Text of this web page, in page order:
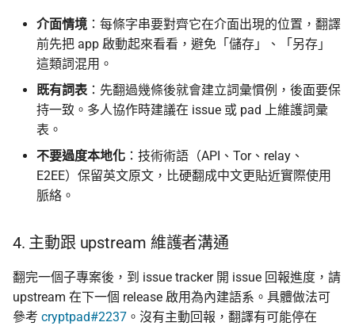
介面情境 ：每條字串要對齊它在介面出現的位置，翻譯
前先把 app 啟動起來看看，避免「儲存」、「另存」
這類詞混用。
既有詞表：先翻過幾條後就會建立詞彙慣例，後面要保
持一致。多人協作時建議在 issue 或 pad 上維護詞彙
表。
不要過度本地化 ：技術術語（API、Tor、relay、
E2EE）保留英文原文，比硬翻成中文更貼近實際使用
脈絡。
4. 主動跟 upstream 維護者溝通
翻完一個子專案後，到 issue tracker 開 issue 回報進度，請
upstream 在下一個 release 啟用為內建語系。具體做法可
參考 cryptpad#2237 。沒有主動回報，翻譯有可能停在